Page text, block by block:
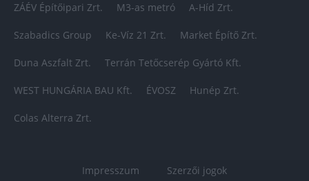
ZÁÉV Építőipari Zrt. M3-as metró A-Híd Zrt.
Szabadics Group Ke-Víz 21 Zrt. Market Építő Zrt.
Duna Aszfalt Zrt. Terrán Tetőcserép Gyártó Kft.
WEST HUNGÁRIA BAU Kft. ÉVOSZ Hunép Zrt.
Colas Alterra Zrt.
Impresszum
Szerzői jogok